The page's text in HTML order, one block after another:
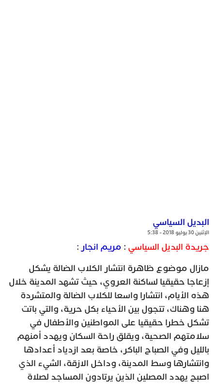
البديل السياسي
الإثنين 30 يوليو 2018 - 5:38
جريدة البديل السياسي : مريم انجار :
مازال موضوع ظاهرة انتشار الكلاب الضالة يشكل
إزعاجا حقيقيا لساكنة العروي، حيث تشهد المدينة خلال
هذه الأيام، انتشارا واسعا للكلاب الضالة والمتشردة
هنا وهناك، تتجول بين الأحياء بكل حرية، والتي باتت
تشكل خطرا حقيقيا على المواطنين والأطفال في
سلامتهم الصحية، ويقلق راحة السكان ويهدد أمنهم
بالليل وفي الصباح الباكر، خاصة بعد ازدياد أعدادها
وانتشارها وسط المدينة، وداخل الازقة، الشيء الذي
اصبح يهدد المصلين الذين يرتادون المساجد لصلاة